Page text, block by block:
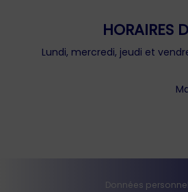
HORAIRES
Lundi, mercredi, jeudi et
Données